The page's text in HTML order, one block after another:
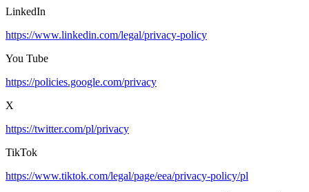
LinkedIn
https://www.linkedin.com/legal/privacy-policy
You Tube
https://policies.google.com/privacy
X
https://twitter.com/pl/privacy
TikTok
https://www.tiktok.com/legal/page/eea/privacy-policy/pl